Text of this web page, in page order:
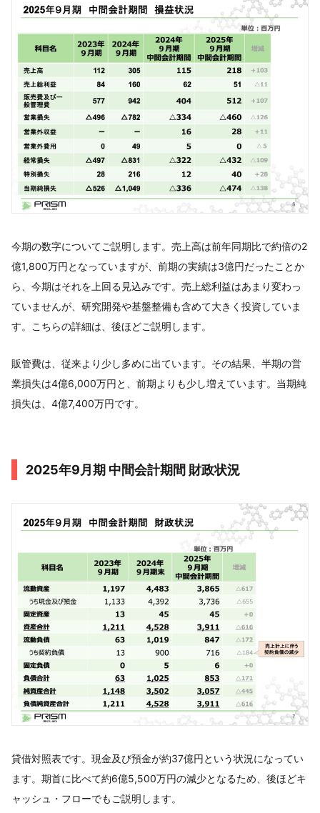
今期の数字についてご説明します。売上高は前年同期比で約倍の2
億1,800万円となっていますが、前期の実績は3億円だったことか
ら、今期はそれを上回る見込みです。売上総利益はあまり変わっ
ていませんが、研究開発や基盤整備も含めて大きく投資していま
す。こちらの詳細は、後ほどご説明します。
販管費は、従来より少し多めに出ています。その結果、半期の営
業損失は4億6,000万円と、前期よりも少し増えています。当期純
損失は、4億7,400万円です。
2025年9月期 中間会計期間 財政状況
貸借対照表です。現金及び預金が約37億円という状況になってい
ます。期首に比べて約6億5,500万円の減少となるため、後ほどキ
ャッシュ・フローでもご説明します。